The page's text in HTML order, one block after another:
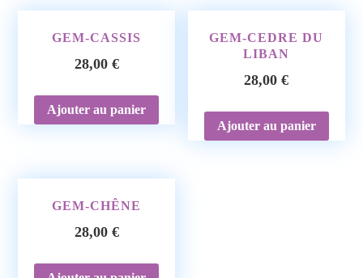
GEM-CASSIS
28,00 €
Ajouter au panier
GEM-CEDRE DU
LIBAN
28,00€
Ajouter au panier
GEM-CHÊNE
28,00 €